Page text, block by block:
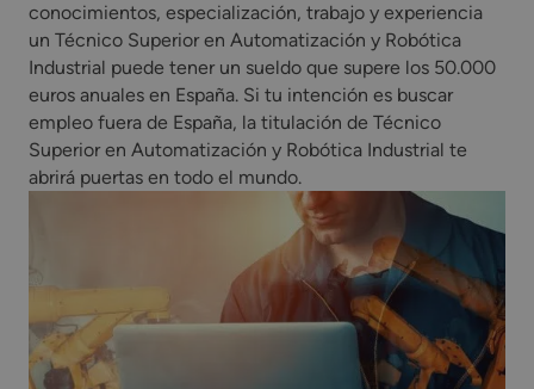
conocimientos, especialización, trabajo y experiencia
un Técnico Superior en Automatización y Robótica
Industrial puede tener un sueldo que supere los 50.000
euros anuales en España. Si tu intención es buscar
empleo fuera de España, la titulación de Técnico
Superior en Automatización y Robótica Industrial te
abrirá puertas en todo el mundo.